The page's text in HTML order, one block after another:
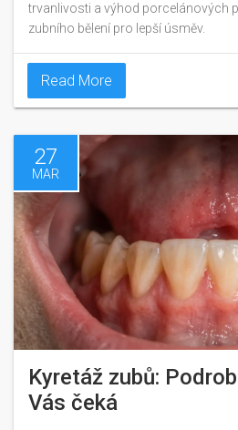
trvanlivosti a výhod porcelánových
zubního bělení pro lepší úsměv.
Read More
27
MAR
Kyretáž zubů:
Vás čeká